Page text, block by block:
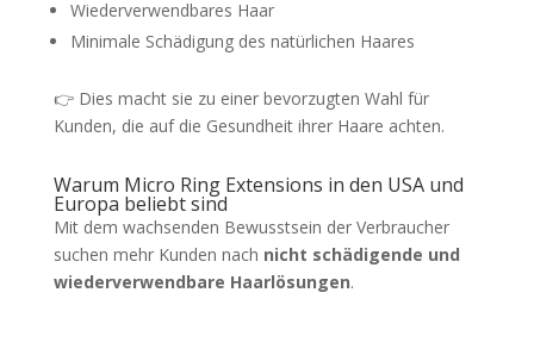
Wiederverwendbares Haar
Minimale Schädigung des natürlichen Haares
👉 Dies macht sie zu einer bevorzugten Wahl für
Kunden, die auf die Gesundheit ihrer Haare achten.
Warum Micro Ring Extensions in den USA und
Europa beliebt sind
Mit dem wachsenden Bewusstsein der Verbraucher
suchen mehr Kunden nach nicht schädigende und
wiederverwendbare Haarlösungen.